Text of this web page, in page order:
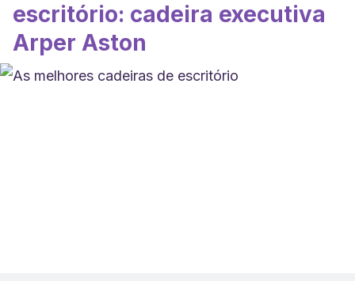
escritório: cadeira executiva
Arper Aston